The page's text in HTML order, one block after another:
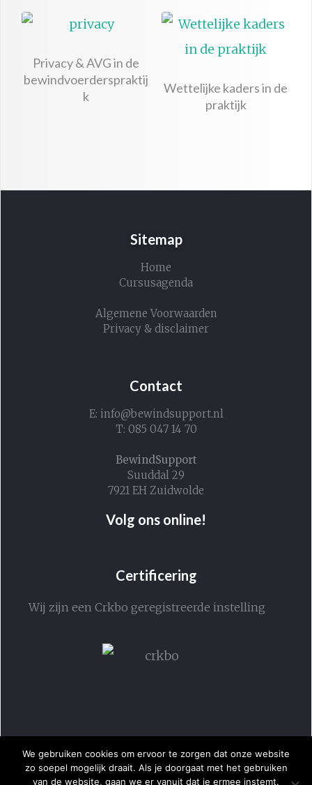
Privacy & AVG in de
bewindvoerderspraktij
k
Wettelijke kaders in de
praktijk
Sitemap
Home
Cursusagenda
Algemene Voorwaarden
Privacy & disclaimer
Contact
E: info@bewindsupport.nl
T: 085 047 14 70
BewindSupport
Suuddal 29
7921 EH Zuidwolde
Volg ons online!
Certificering
Wij zijn een Crkbo geregistreerde instelling
We gebruiken cookies om ervoor te zorgen dat onze website
zo soepel mogelijk draait. Als je doorgaat met het gebruiken
van de website, gaan we er vanuit dat je ermee instemt.